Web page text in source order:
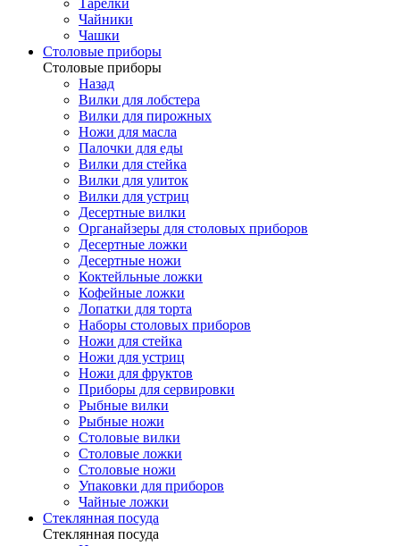
Чайники
Чашки
Cтоловые приборы
Cтоловые приборы
Назад
Вилки для лобстера
Вилки для пирожных
Ножи для масла
Палочки для еды
Вилки для стейка
Вилки для улиток
Вилки для устриц
Десертные вилки
Органайзеры для столовых приборов
Десертные ложки
Десертные ножи
Коктейльные ложки
Кофейные ложки
Лопатки для торта
Наборы столовых приборов
Ножи для стейка
Ножи для устриц
Ножи для фруктов
Приборы для сервировки
Рыбные вилки
Рыбные ножи
Столовые вилки
Столовые ложки
Столовые ножи
Упаковки для приборов
Чайные ложки
Стеклянная посуда
Стеклянная посуда